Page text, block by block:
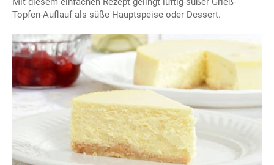
Topfen-Auflauf als süße Hauptspeise oder Dessert.